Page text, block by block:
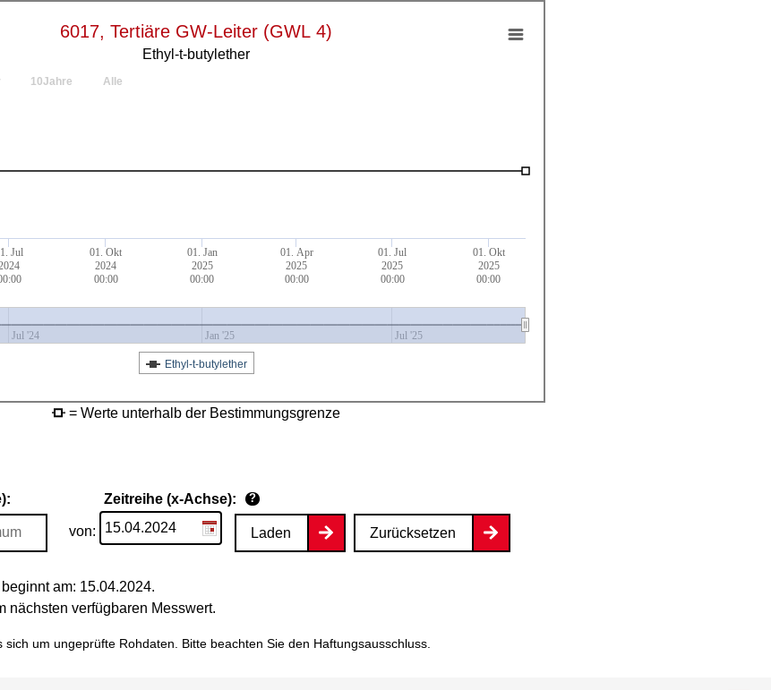
6017, Tertiäre GW-Leiter (GWL 4)
Ethyl-t-butylether
Jul
01. Okt
2024
00:00
01. Jan
2025
00:00
01. Apr
2025
00:00
01. Jul
2025
00:00
01. Okt
2025
00:00
Jul '24 Jan '25 Jul '25
10Jahre Alle
Ethyl-t-butylether
= Werte unterhalb der Bestimmungsgrenze
Zeitreihe (x-Achse): ?
von: Laden Zurücksetzen
am: 15.04.2024.
nächsten verfügbaren Messwert.
sich um ungeprüfte Rohdaten. Bitte beachten Sie den Haftungsausschluss.